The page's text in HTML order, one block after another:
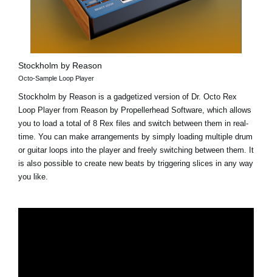
Stockholm by Reason
Octo-Sample Loop Player
Stockholm by Reason is a gadgetized version of Dr. Octo Rex
Loop Player from Reason by Propellerhead Software, which allows
you to load a total of 8 Rex files and switch between them in real-
time. You can make arrangements by simply loading multiple drum
or guitar loops into the player and freely switching between them. It
is also possible to create new beats by triggering slices in any way
you like.